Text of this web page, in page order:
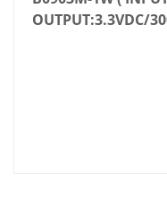
OUTPUT:3.3VDC/